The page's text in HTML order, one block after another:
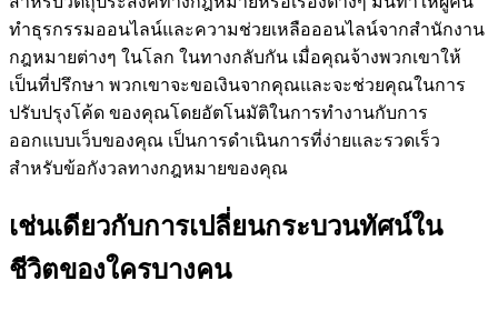
ทำธุรกรรมออนไลน์และความช่วยเหลือออนไลน์จากสำนักงาน
กฎหมายต่างๆ ในโลก ในทางกลับกัน เมื่อคุณจ้างพวกเขาให้
เป็นที่ปรึกษา พวกเขาจะขอเงินจากคุณและจะช่วยคุณในการ
ปรับปรุงโค้ด ของคุณโดยอัตโนมัติในการทำงานกับการ
ออกแบบเว็บของคุณ เป็นการดำเนินการที่ง่ายและรวดเร็ว
สำหรับข้อกังวลทางกฎหมายของคุณ
เช่นเดียวกับการเปลี่ยนกระบวนทัศน์ใน
ชีวิตของใครบางคน